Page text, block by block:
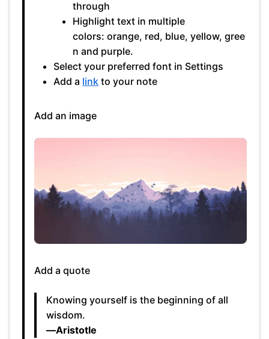
through
Highlight text in multiple
colors: orange, red, blue, yellow, gree
n and purple.
Select your preferred font in Settings
Add a link to your note
Add an image
Add a quote
Knowing yourself is the beginning of all
wisdom.
―Aristotle